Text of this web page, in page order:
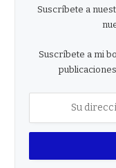
Suscríbete a
Suscríbete a mi